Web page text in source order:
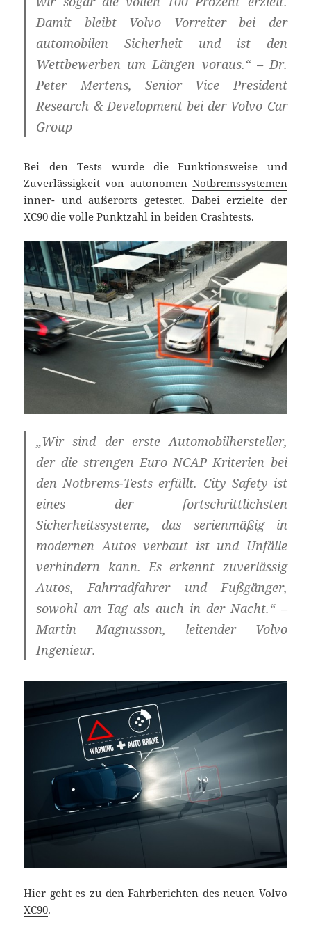
Damit bleibt Volvo Vorreiter bei der
automobilen Sicherheit und ist den
Wettbewerben um Längen voraus.“ – Dr.
Peter Mertens, Senior Vice President
Research & Development bei der Volvo Car
Group
Bei den Tests wurde die Funktionsweise und
Zuverlässigkeit von autonomen Notbremssystemen
inner- und außerorts getestet. Dabei erzielte der
XC90 die volle Punktzahl in beiden Crashtests.
„Wir sind der erste Automobilhersteller,
der die strengen Euro NCAP Kriterien bei
den Notbrems-Tests erfüllt. City Safety ist
eines der fortschrittlichsten
Sicherheitssysteme, das serienmäßig in
modernen Autos verbaut ist und Unfälle
verhindern kann. Es erkennt zuverlässig
Autos, Fahrradfahrer und Fußgänger,
sowohl am Tag als auch in der Nacht.“ –
Martin Magnusson, leitender Volvo
Ingenieur.
Hier geht es zu denFahrberichten des neuen Volvo
XC90.